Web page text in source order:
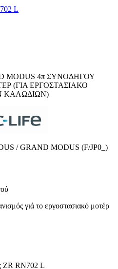
L
MODUS 4π ΣΥΝΟΔΗΓΟΥ
(ΓΙΑ ΕΡΓΟΣΤΑΣΙΑΚΟ
ΚΑΛΩΔΙΩΝ)
/ GRAND MODUS (F/JP0_)
γιά το εργοστασιακό μοτέρ
ZR RN702 L